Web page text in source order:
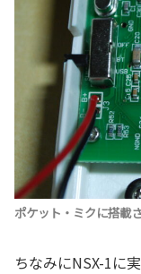
ポケット・ミクに搭載
ちなみにNSX-1に